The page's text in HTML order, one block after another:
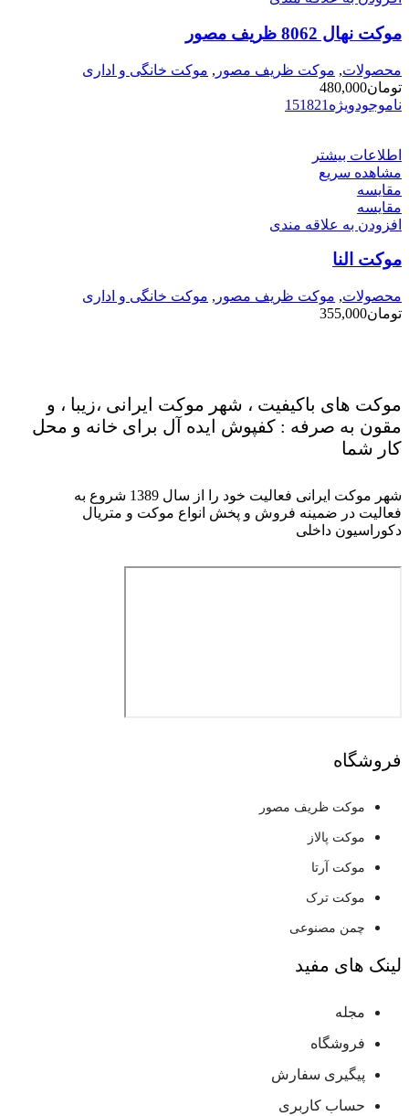
موکت نهال 8062 ظریف مصور
محصولات, موکت ظریف مصور , موکت خانگی و اداری
تومان480,000
ناموجودویژه 151821
اطلاعات بیشتر
مشاهده سریع
مقایسه
مقایسه
افزودن به علاقه مندی
موکت النا
محصولات, موکت ظریف مصور , موکت خانگی و اداری
تومان355,000
موکت های باکیفیت ، شهر موکت ایرانی ،زیبا ، و
مقون به صرفه : کفپوش ایده آل برای خانه و محل
کار شما
شهر موکت ایرانی فعالیت خود را از سال 1389 شروع به
فعالیت در ضمینه فروش و پخش انواع موکت و متریال
دکوراسیون داخلی
فروشگاه
موکت ظریف مصور
موکت پالاز
موکت آرتا
موکت ترک
چمن مصنوعی
لینک های مفید
مجله
فروشگاه
پیگیری سفارش
حساب کاربری